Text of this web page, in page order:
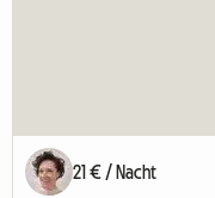
21 € / Nacht